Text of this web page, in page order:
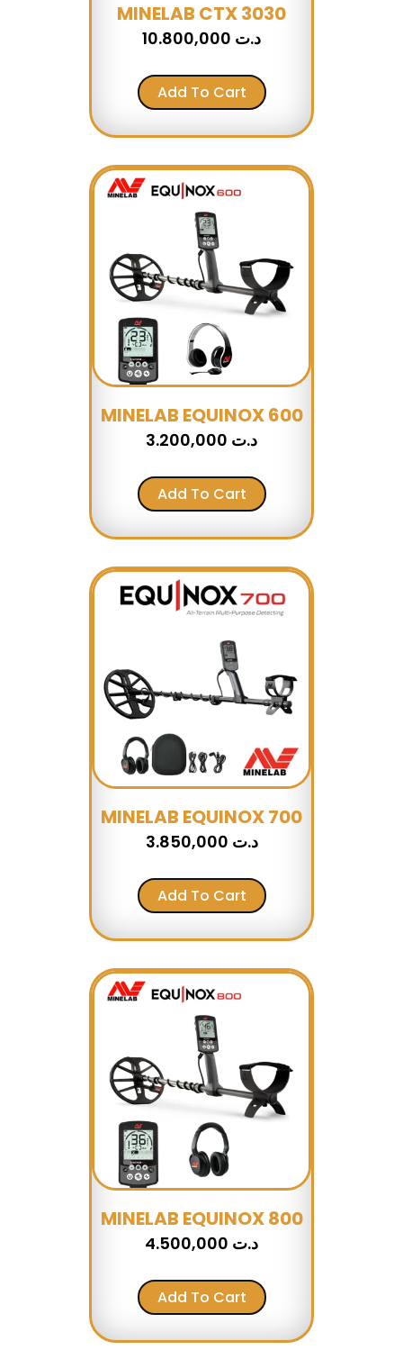
MINELAB CTX 3030
د.ت
Add To Cart
MINELAB EQUINOX 600
د.ت
Add To Cart
MINELAB EQUINOX 700
د.ت
Add To Cart
MINELAB EQUINOX 800
د.ت
Add To Cart